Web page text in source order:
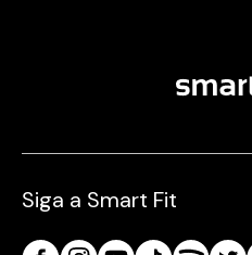
Siga a Smart Fit